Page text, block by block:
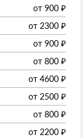
от 900 ₽
от 2300 ₽
от 900 ₽
от 800 ₽
от 4600 ₽
от 2500 ₽
от 800 ₽
от 2200 ₽